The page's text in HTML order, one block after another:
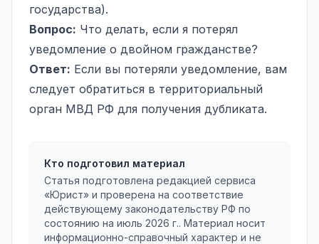
государства).
Вопрос: Что делать, если я потерял
уведомление о двойном гражданстве?
Ответ: Если вы потеряли уведомление, вам
следует обратиться в территориальный
орган МВД РФ для получения дубликата.
Кто подготовил материал
Статья подготовлена редакцией сервиса
«Юрист» и проверена на соответствие
действующему законодательству РФ по
состоянию на июль 2026 г.. Материал носит
информационно-справочный характер и не